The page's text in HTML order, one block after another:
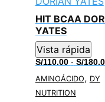
HIT BCAA
YATES
Vista rápida
S/110.00 - S/
AMINOÁCIDO, DY
NUTRITION